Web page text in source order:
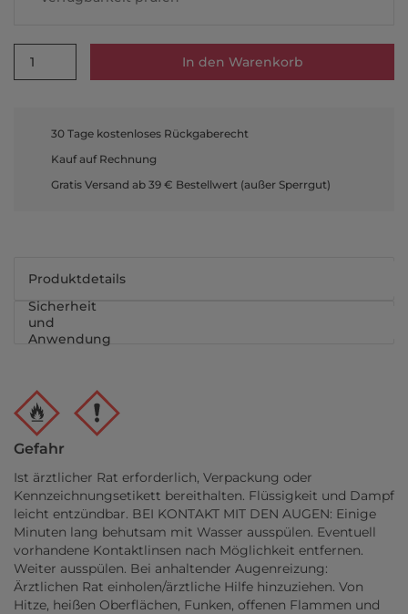
1 In den Warenkorb
30 Tage kostenloses Rückgaberecht
Kauf auf Rechnung
Gratis Versand ab 39 € Bestellwert (außer Sperrgut)
Produktdetails
Sicherheit
und
Anwendung
Gefahr
Ist ärztlicher Rat erforderlich, Verpackung oder
Kennzeichnungsetikett bereithalten. Flüssigkeit und Dampf
leicht entzündbar. BEI KONTAKT MIT DEN AUGEN: Einige
Minuten lang behutsam mit Wasser ausspülen. Eventuell
vorhandene Kontaktlinsen nach Möglichkeit entfernen.
Weiter ausspülen. Bei anhaltender Augenreizung:
Ärztlichen Rat einholen/ärztliche Hilfe hinzuziehen. Von
Hitze, heißen Oberflächen, Funken, offenen Flammen und